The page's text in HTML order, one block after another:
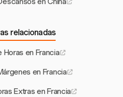
relacionadas
Horas en Francia
en Francia
Extras en Francia